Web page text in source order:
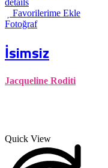
Favorilerime Ekle
Fotoğraf
İsimsiz
Jacqueline Roditi
Quick View